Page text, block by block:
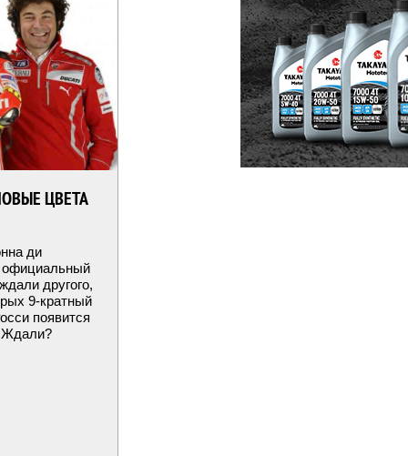
ЦВЕТА
ди
другого,
9-кратный
появится
Ждали?